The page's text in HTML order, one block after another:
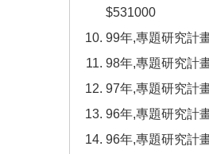
$531000
99年,專題研究計
98年,專題研究計
97年,專題研究計
96年,專題研究計
96年,專題研究計